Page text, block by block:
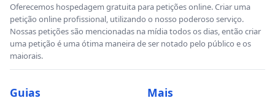
Oferecemos hospedagem gratuita para petições online. Criar uma
petição online profissional, utilizando o nosso poderoso serviço.
Nossas petições são mencionadas na mídia todos os dias, então criar
uma petição é uma ótima maneira de ser notado pelo público e os
maiorais.
Guias Mais